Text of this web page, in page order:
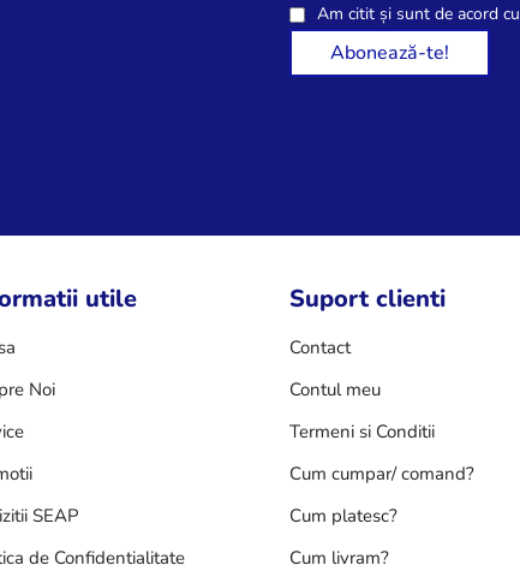
Am citit și sunt de acord cu
utile
Noi
SEAP
de Confidentialitate
Suport clienti
Contact
Contul meu
Termeni si Conditii
Cum cumpar/ comand?
Cum platesc?
Cum livram?